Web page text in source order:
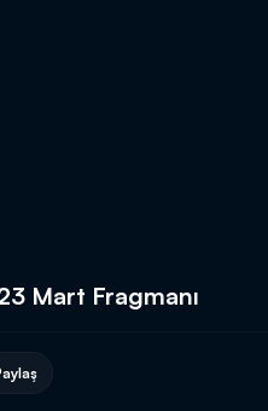
Mart Fragmanı